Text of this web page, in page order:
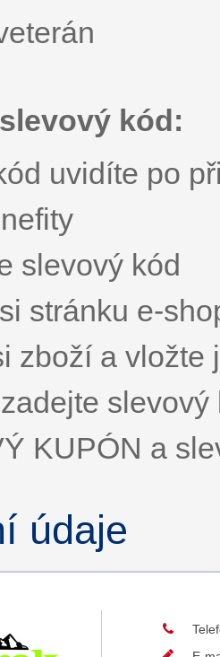
kód:
uvidíte po
slevový kód
stránku e-
zboží a vložte
KUPÓN a
údaje